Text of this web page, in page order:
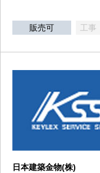
販売可 工事
日本建築金物(株)